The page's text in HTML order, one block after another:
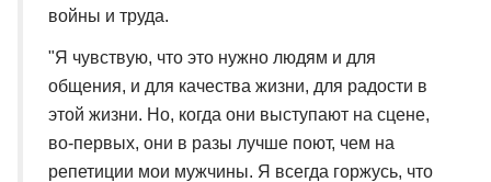
войны и труда.
"Я чувствую, что это нужно людям и для
общения, и для качества жизни, для радости в
этой жизни. Но, когда они выступают на сцене,
во-первых, они в разы лучше поют, чем на
репетиции мои мужчины. Я всегда горжусь, что